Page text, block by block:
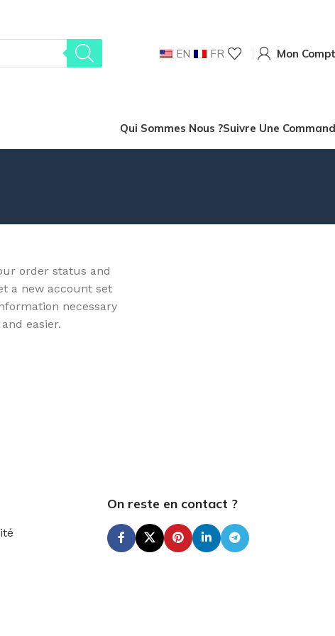
EN
FR Mon
Qui Sommes Nous ?Suivre Une
order status and
a new account set
necessary
easier.
On reste en contact ?